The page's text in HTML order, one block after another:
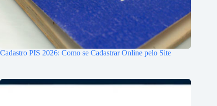
Cadastro PIS 2026: Como se Cadastrar Online pelo Site